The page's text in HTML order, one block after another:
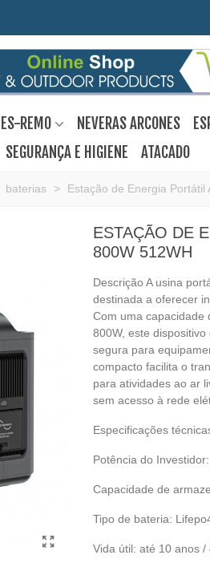
REMO NEVERAS ARCONES
SEGURANÇA E HIGIENE ATACADO
baterias > Estação de Energia Portátil
ESTAÇÃO DE
800W 512WH
Descrição A usina
destinada a oferecer
Com uma capacidade
800W, este
segura para
compacto facilita o
para atividades ao ar
sem acesso à rede
Especificações
Potência do
Capacidade de
Tipo de bateria:
Vida útil: até 10 anos